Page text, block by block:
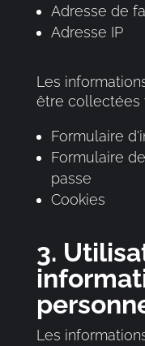
Adresse de
Adresse IP
Les
être collectées
Formulaire
Formulaire
passe
Cookies
3.
Les